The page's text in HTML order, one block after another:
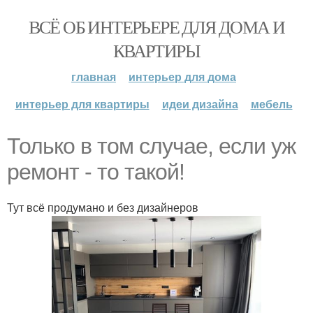
ВСЁ ОБ ИНТЕРЬЕРЕ ДЛЯ ДОМА И
КВАРТИРЫ
главная
интерьер для дома
интерьер для квартиры
идеи дизайна мебель
Только в том случае, если уж
ремонт - то такой!
Тут всё продумано и без дизайнеров